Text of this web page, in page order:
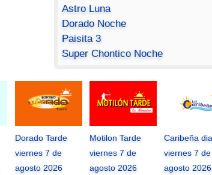
Astro Luna
Dorado Noche
Paisita 3
Super Chontico Noche
Dorado Tarde
viernes 7 de
agosto 2026
Motilon Tarde
viernes 7 de
agosto 2026
Caribeña dia
viernes 7 de
agosto 2026